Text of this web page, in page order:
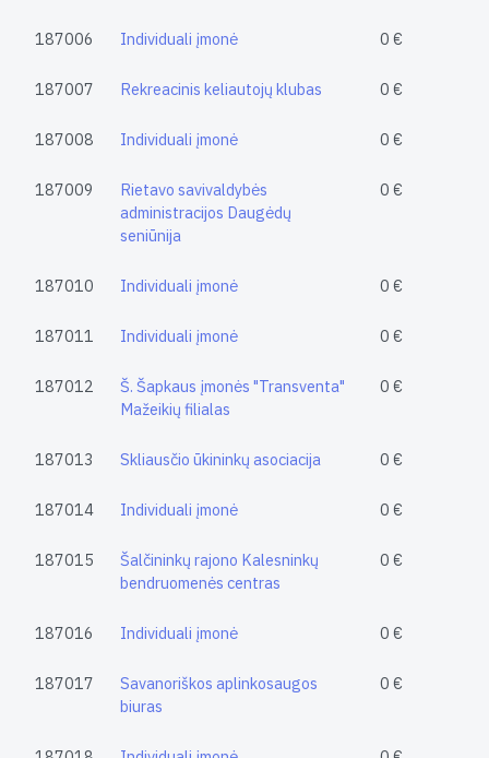
187006 Individuali įmonė 0 €
187007 Rekreacinis keliautojų klubas 0 €
187008 Individuali įmonė 0 €
187009
Rietavo savivaldybės
administracijos Daugėdų
seniūnija
0 €
187010 Individuali įmonė 0 €
187011 Individuali įmonė 0 €
187012
Š. Šapkaus įmonės "Transventa"
Mažeikių filialas
0 €
187013 Skliausčio ūkininkų asociacija 0 €
187014 Individuali įmonė 0 €
187015
Šalčininkų rajono Kalesninkų
bendruomenės centras
0 €
187016 Individuali įmonė 0 €
187017
Savanoriškos aplinkosaugos
biuras
0 €